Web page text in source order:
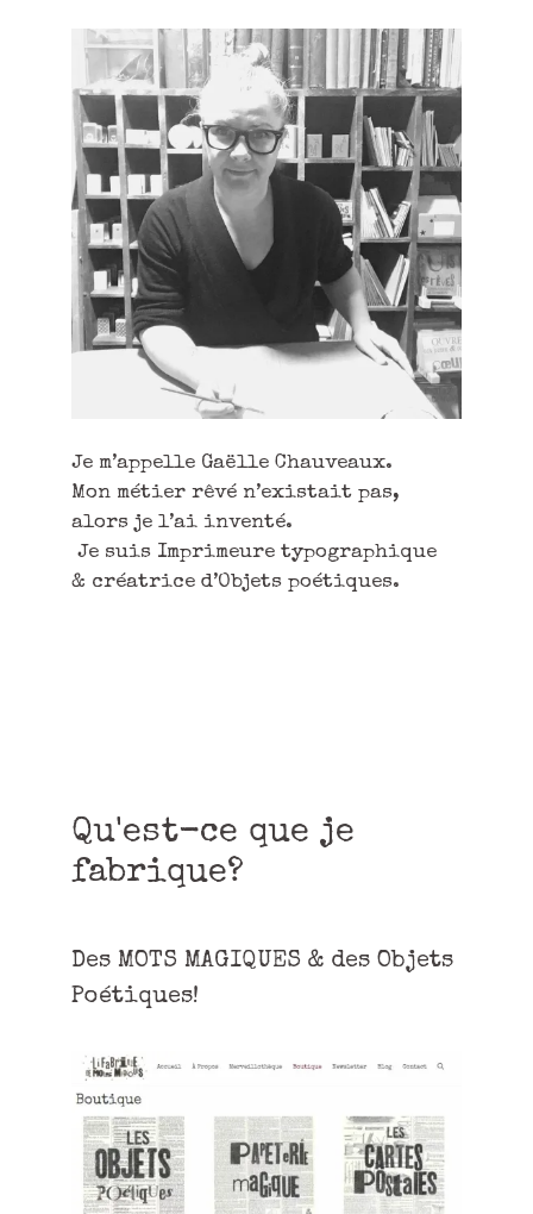
Je m’appelle Gaëlle Chauveaux.
Mon métier rêvé n’existait pas,
alors je l’ai inventé.
Je suis Imprimeure typographique
& créatrice d’Objets poétiques.
Qu'est-ce que je
fabrique?
Des MOTS MAGIQUES & des Objets
Poétiques!